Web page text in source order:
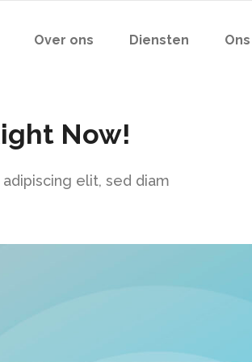
Over ons Diensten
Now!
elit, sed diam